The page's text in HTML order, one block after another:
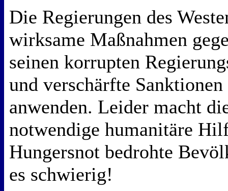
Die Regierungen des
wirksame Maßnahmen
seinen korrupten
und verschärfte
anwenden. Leider macht
notwendige humanitäre
Hungersnot bedrohte
es schwierig!